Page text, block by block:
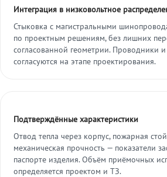
Интеграция в низковольтное
Стыковка с магистральными
по проектным решениям, без лишних
согласованной геометрии. Проводники
согласуются на этапе проектирования.
Подтверждённые характеристики
Отвод тепла через корпус, пожарная
механическая прочность — показатели
паспорте изделия. Объём приёмочных
определяется проектом и ТЗ.